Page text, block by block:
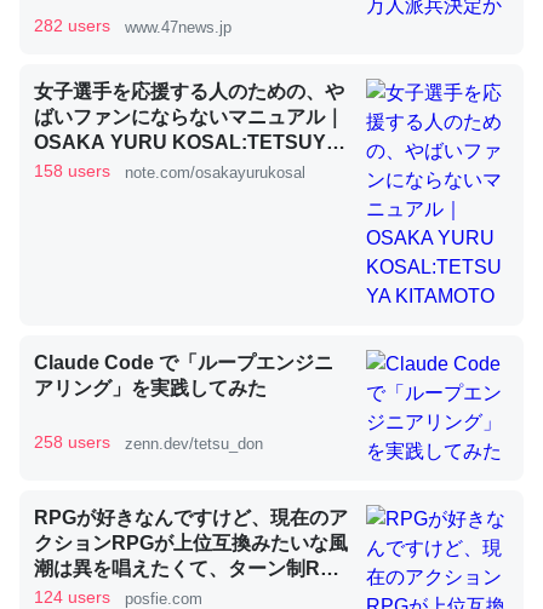
昆虫ってカルシウム少ないのか。知らんかった。調べたら
コオロギのカルシウム分はエビの600分の1程度。
─ニュース :: 【研究発表】昆虫学の大問題＝「昆虫はなぜ海にいな
論文では「淡水はカルシウムも酸素も不足してて両方に不
利だから両方が拮抗してるのでは」とあって面白い。海に
ずキチンを強化してる筈だが、酵素が違うのか？
─ニュース :: 【研究発表】昆虫学の大問題＝「昆虫はなぜ海にいな
いのか」に関する新仮説
282 users www.47news.jp
女子選手を応援する人のための、や
ばいファンにならないマニュアル｜
OSAKA YURU KOSAL:TETSUYA
KITAMOTO
158 users note.com/osakayurukosal
Claude Code で「ループエンジニ
アリング」を実践してみた
258 users zenn.dev/tetsu_don
RPGが好きなんですけど、現在のア
クションRPGが上位互換みたいな風
潮は異を唱えたくて、ターン制RPG
にはターン制の良さがあると思って
124 users posfie.com